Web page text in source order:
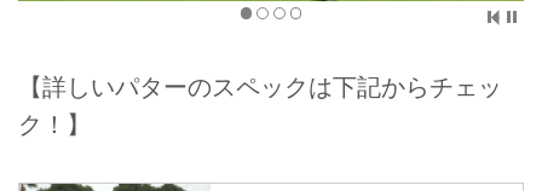
【詳しいパターのスペックは下記からチェッ
ク！】